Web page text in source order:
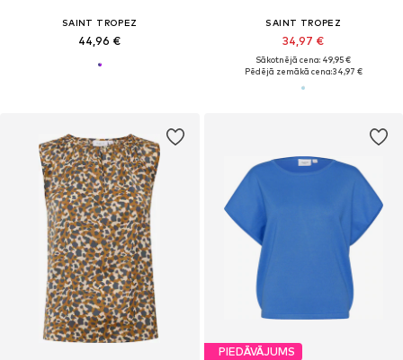
SAINT TROPEZ
44,96 €
SAINT TROPEZ
34,97 €
Sākotnējā cena: 49,95 €
Pēdējā zemākā cena:34,97 €
PIEDĀVĀJUMS